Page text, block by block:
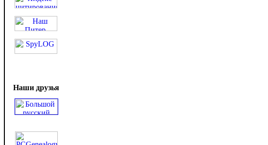
Наши друзья